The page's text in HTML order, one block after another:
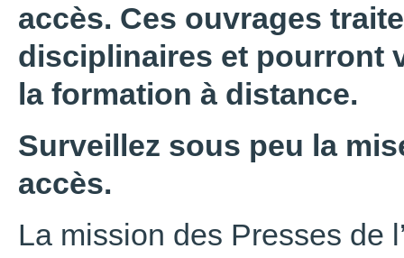
accès. Ces ouvrages
disciplinaires et pourront
la formation à distance.
Surveillez sous peu la
accès.
La mission des Presses de